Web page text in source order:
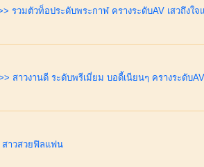
รวมตัวท็อประดับพระกาฬ ครางระดับAV เสวถึงใ
สาวงานดี ระดับพรีเมี่ยม บอดี้เนียนๆ ครางระดับAV
สาวสวยฟิลแฟน